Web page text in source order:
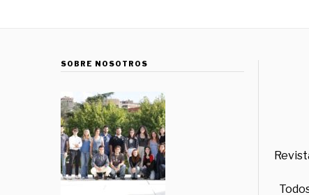
SOBRE NOSOTROS